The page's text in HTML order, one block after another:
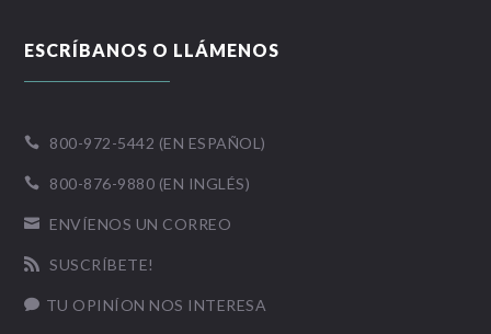
ESCRÍBANOS O LLÁMENOS
 800-972-5442 (EN ESPAÑOL)
 800-876-9880 (EN INGLÉS)
 ENVÍENOS UN CORREO
 SUSCRÍBETE!
 TU OPINÍON NOS INTERESA